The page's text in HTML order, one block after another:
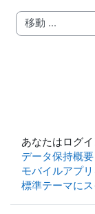
移動 ...
あなたはログ
データ保持概要
モバイルアプ
標準テーマに